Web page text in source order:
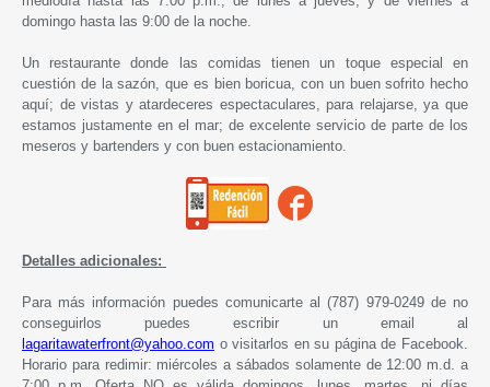
domingo hasta las 9:00 de la noche.
Un restaurante donde las comidas tienen un toque especial en
cuestión de la sazón, que es bien boricua, con un buen sofrito hecho
aquí; de vistas y atardeceres espectaculares, para relajarse, ya que
estamos justamente en el mar; de excelente servicio de parte de los
meseros y bartenders y con buen estacionamiento.
Detalles adicionales:
Para más información puedes comunicarte al (787) 979-0249 de no
conseguirlos puedes escribir un email al
lagaritawaterfront@yahoo.com o visitarlos en su página de Facebook.
Horario para redimir: miércoles a sábados solamente de 12:00 m.d. a